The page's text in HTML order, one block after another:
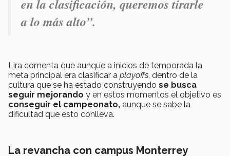
en la clasificación, queremos tirarle
a lo más alto”.
Lira comenta que aunque a inicios de temporada la
meta principal era clasificar a playoffs, dentro de la
cultura que se ha estado construyendo se busca
seguir mejorando y en estos momentos el objetivo es
conseguir el campeonato, aunque se sabe la
dificultad que esto conlleva.
La revancha con campus Monterrey